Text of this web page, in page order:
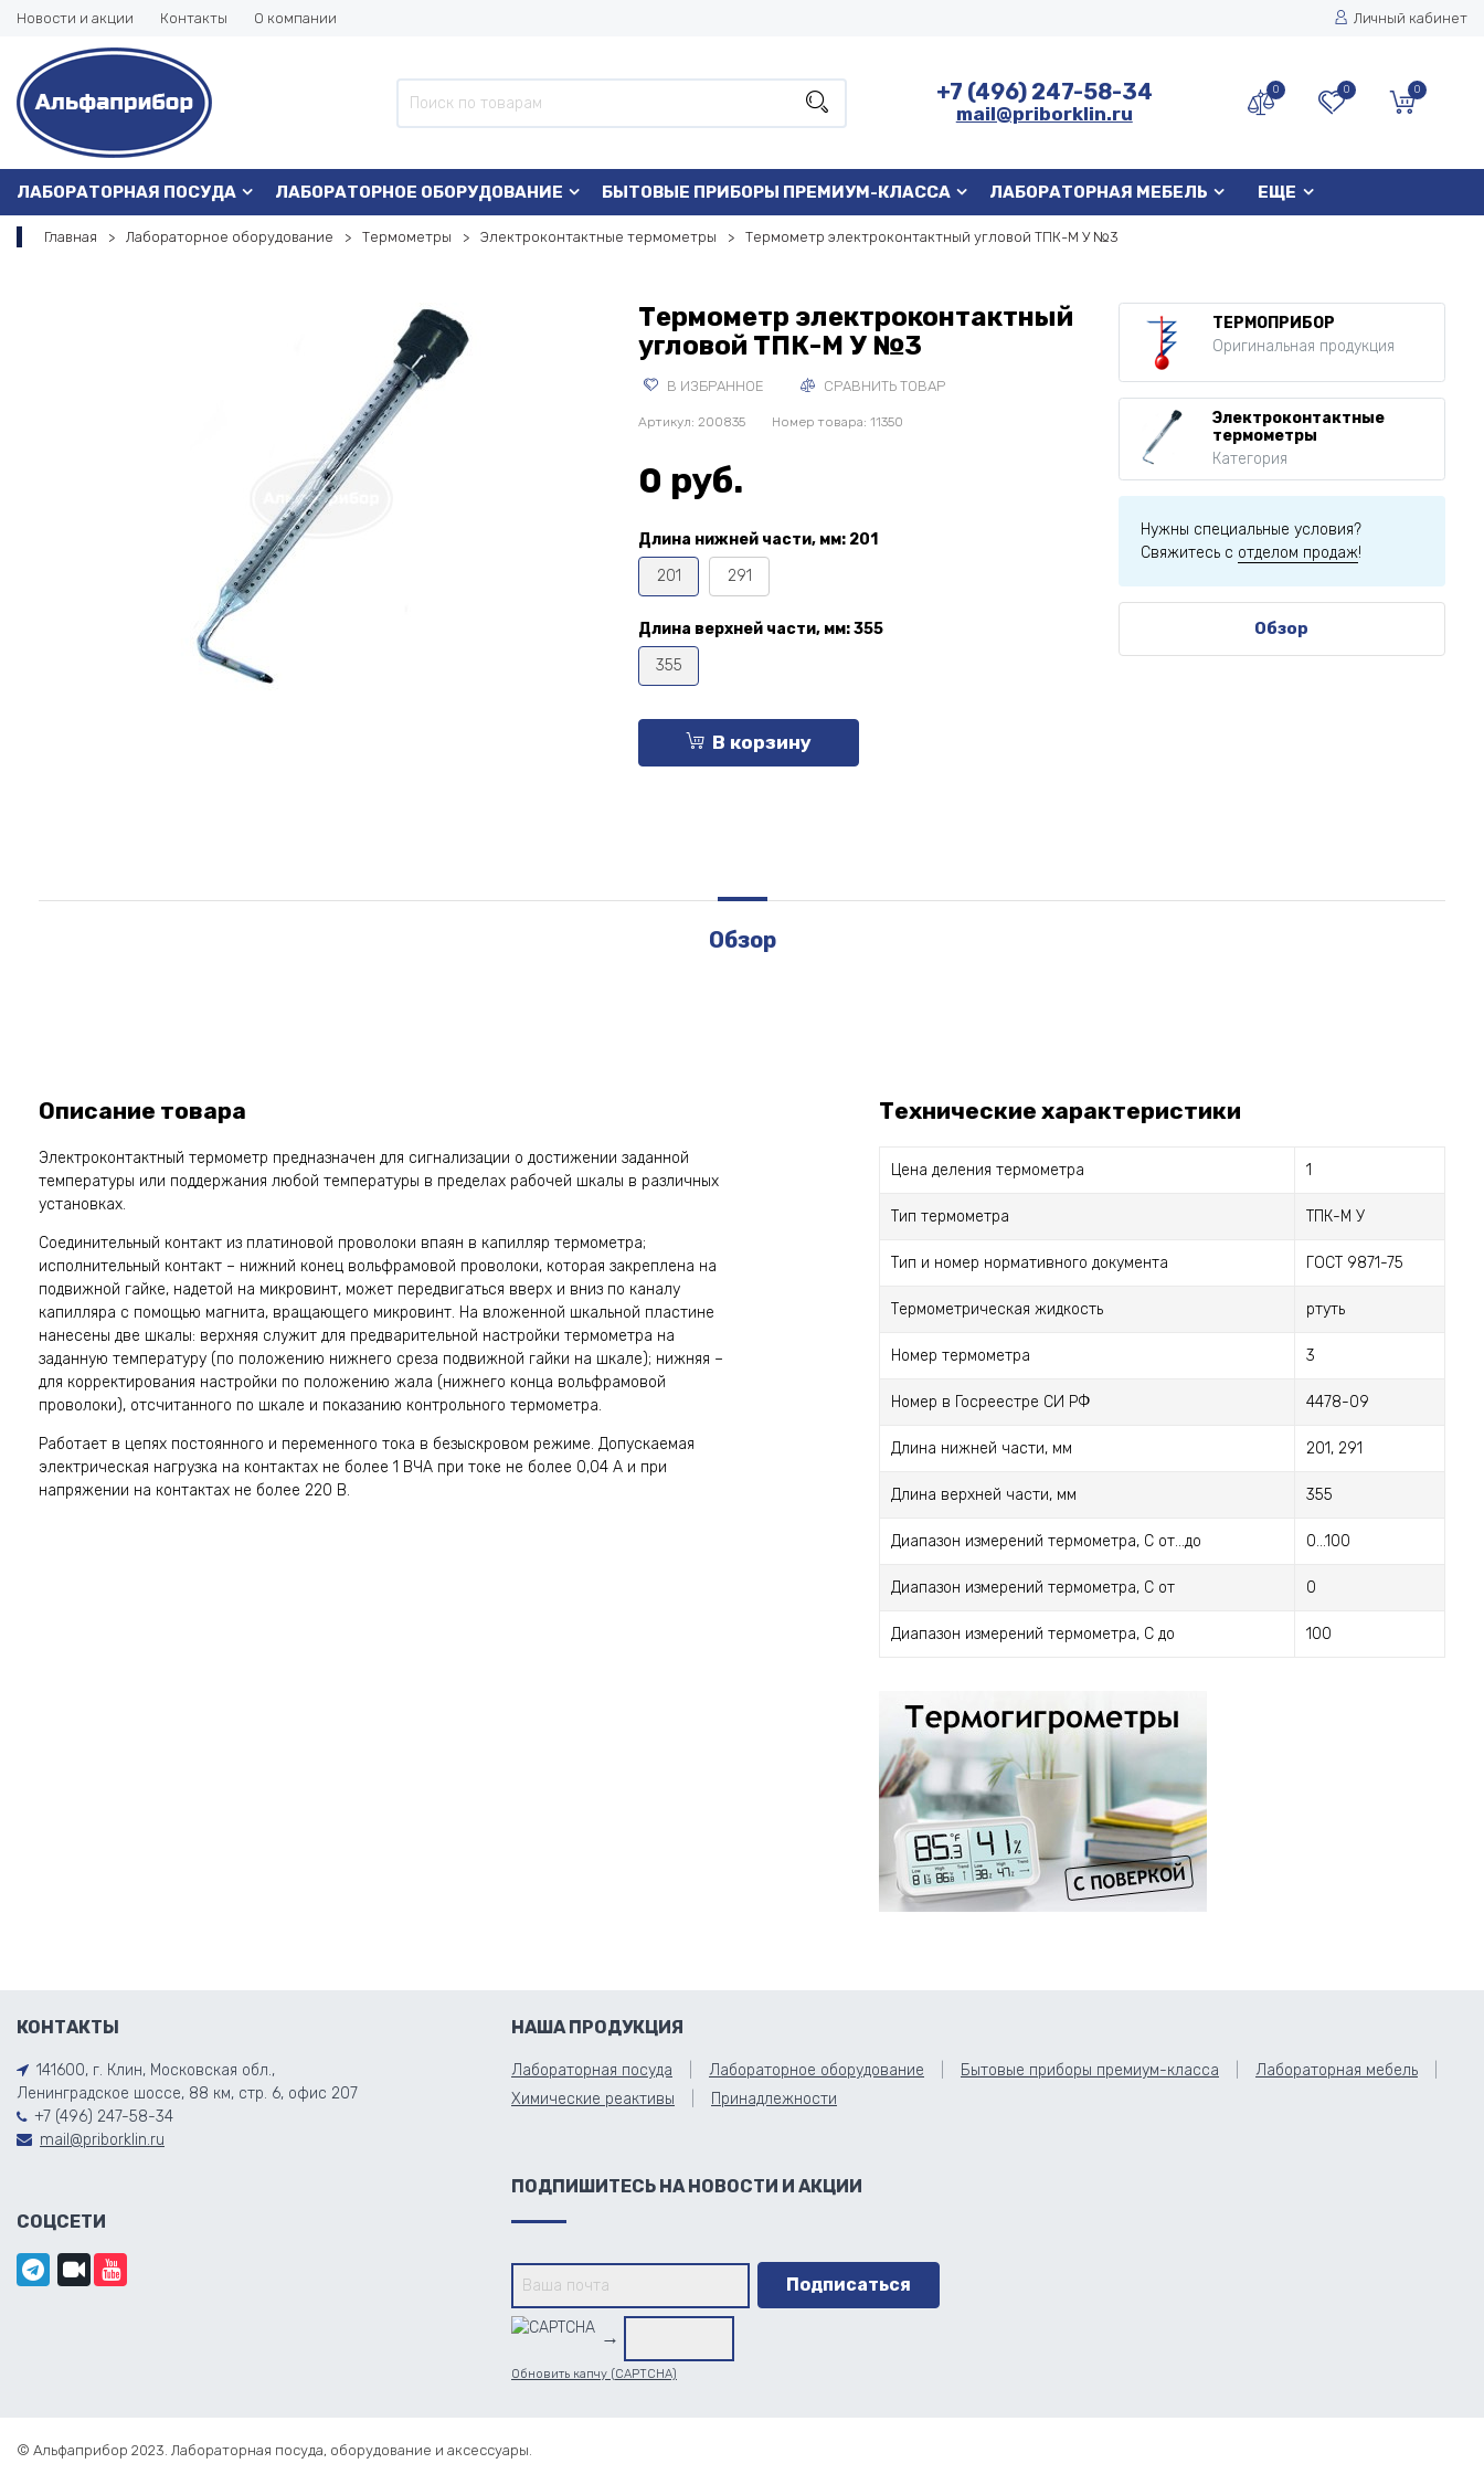
Новости и акции Контакты О компании Личный кабинет
+7 (496) 247-58-34
mail@priborklin.ru
0 0 0
ЛАБОРАТОРНАЯ ПОСУДА ЛАБОРАТОРНОЕ ОБОРУДОВАНИЕ БЫТОВЫЕ ПРИБОРЫ ПРЕМИУМ-КЛАССА ЛАБОРАТОРНАЯ МЕБЕЛЬ ЕЩЕ
Главная Лабораторное оборудование Термометры Электроконтактные термометры Термометр электроконтактный угловой ТПК-М У №3
Термометр электроконтактный
угловой ТПК-М У №3
В ИЗБРАННОЕ СРАВНИТЬ ТОВАР
Артикул:200835 Номер товара: 11350
0 руб.
Длина нижней части, мм: 201
201
291
Длина верхней части, мм:355
355
В корзину
ТЕРМОПРИБОР
Оригинальная продукция
Электроконтактные
термометры
Категория
Нужны специальные условия?
Свяжитесь с отделом продаж!
Обзор
Обзор
Описание товара
Электроконтактный термометр предназначен для сигнализации о достижении заданной
температуры или поддержания любой температуры в пределах рабочей шкалы в различных
установках.
Соединительный контакт из платиновой проволоки впаян в капилляр термометра;
исполнительный контакт – нижний конец вольфрамовой проволоки, которая закреплена на
подвижной гайке, надетой на микровинт, может передвигаться вверх и вниз по каналу
капилляра с помощью магнита, вращающего микровинт. На вложенной шкальной пластине
нанесены две шкалы: верхняя служит для предварительной настройки термометра на
заданную температуру (по положению нижнего среза подвижной гайки на шкале); нижняя –
для корректирования настройки по положению жала (нижнего конца вольфрамовой
проволоки), отсчитанного по шкале и показанию контрольного термометра.
Работает в цепях постоянного и переменного тока в безыскровом режиме. Допускаемая
электрическая нагрузка на контактах не более 1 ВЧА при токе не более 0,04 А и при
напряжении на контактах не более 220 В.
Технические характеристики
Цена деления термометра 1
Тип термометра ТПК-М У
Тип и номер нормативного документа ГОСТ 9871-75
Термометрическая жидкость ртуть
Номер термометра 3
Номер в Госреестре СИ РФ 4478-09
Длина нижней части, мм 201, 291
Длина верхней части, мм 355
Диапазон измерений термометра, С от...до 0...100
Диапазон измерений термометра, С от 0
Диапазон измерений термометра, С до 100
КОНТАКТЫ
141600, г. Клин, Московская обл.,
Ленинградское шоссе, 88 км, стр. 6, офис 207
+7 (496) 247-58-34
mail@priborklin.ru
СОЦСЕТИ
НАША ПРОДУКЦИЯ
Лабораторная посуда Лабораторное оборудование Бытовые приборы премиум-класса
Лабораторная мебель
Химические реактивы
Принадлежности
ПОДПИШИТЕСЬ НА НОВОСТИ И АКЦИИ
→
Обновить капчу (CAPTCHA)
© Альфаприбор 2023. Лабораторная посуда, оборудование и аксессуары.